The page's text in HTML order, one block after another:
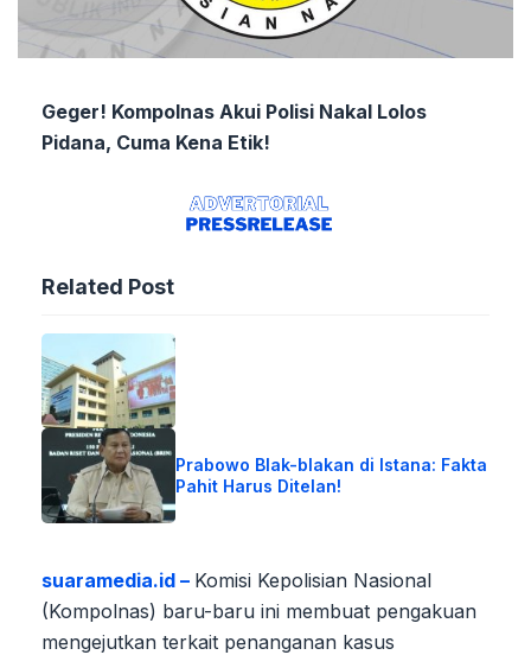
Geger! Kompolnas Akui Polisi Nakal Lolos
Pidana, Cuma Kena Etik!
Related Post
Prabowo Blak-blakan di Istana: Fakta
Pahit Harus Ditelan!
suaramedia.id – Komisi Kepolisian Nasional
(Kompolnas) baru-baru ini membuat pengakuan
mengejutkan terkait penanganan kasus